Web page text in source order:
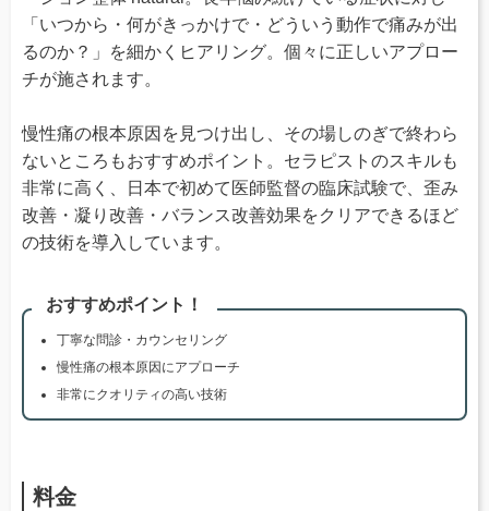
「いつから・何がきっかけで・どういう動作で痛みが出
るのか？」を細かくヒアリング。個々に正しいアプロー
チが施されます。
慢性痛の根本原因を見つけ出し、その場しのぎで終わら
ないところもおすすめポイント。セラピストのスキルも
非常に高く、日本で初めて医師監督の臨床試験で、歪み
改善・凝り改善・バランス改善効果をクリアできるほど
の技術を導入しています。
おすすめポイント！
丁寧な問診・カウンセリング
慢性痛の根本原因にアプローチ
非常にクオリティの高い技術
料金